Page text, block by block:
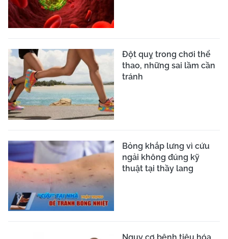
Đột quỵ trong chơi thể
thao, những sai lầm cần
tránh
Bỏng khắp lưng vì cứu
ngải không đúng kỹ
thuật tại thầy lang